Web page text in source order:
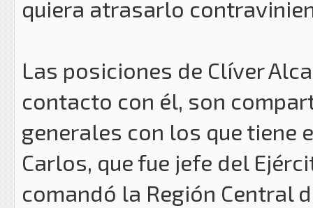
quiera atrasarlo
Las posiciones de Clíver
contacto con él, son
generales con los que tiene
Carlos, que fue jefe del
comandó la Región Central